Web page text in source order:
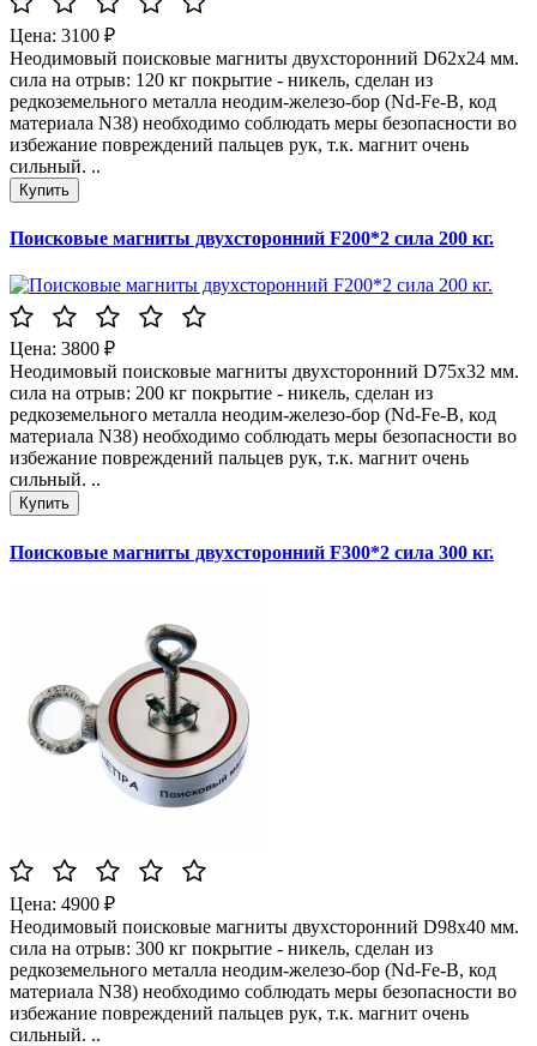
Цена: 3100 ₽
Неодимовый поисковые магниты двухсторонний D62x24 мм.
сила на отрыв: 120 кг покрытие - никель, сделан из
редкоземельного металла неодим-железо-бор (Nd-Fe-B, код
материала N38) необходимо соблюдать меры безопасности во
избежание повреждений пальцев рук, т.к. магнит очень
сильный. ..
Поисковые магниты двухсторонний F200*2 сила 200 кг.
Цена: 3800 ₽
Неодимовый поисковые магниты двухсторонний D75x32 мм.
сила на отрыв: 200 кг покрытие - никель, сделан из
редкоземельного металла неодим-железо-бор (Nd-Fe-B, код
материала N38) необходимо соблюдать меры безопасности во
избежание повреждений пальцев рук, т.к. магнит очень
сильный. ..
Поисковые магниты двухсторонний F300*2 сила 300 кг.
Цена: 4900 ₽
Неодимовый поисковые магниты двухсторонний D98x40 мм.
сила на отрыв: 300 кг покрытие - никель, сделан из
редкоземельного металла неодим-железо-бор (Nd-Fe-B, код
материала N38) необходимо соблюдать меры безопасности во
избежание повреждений пальцев рук, т.к. магнит очень
сильный. ..